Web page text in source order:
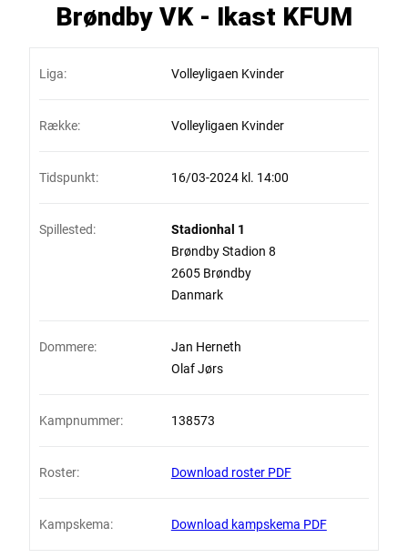
Brøndby VK - Ikast KFUM
Liga: Volleyligaen Kvinder
Række: Volleyligaen Kvinder
Tidspunkt: 16/03-2024 kl. 14:00
Spillested:
Stadionhal 1
Brøndby Stadion 8
2605 Brøndby
Danmark
Dommere:
Jan Herneth
Olaf Jørs
Kampnummer: 138573
Roster: Download roster PDF
Kampskema: Download kampskema PDF